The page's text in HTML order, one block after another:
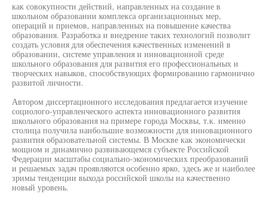
как совокупности действий, направленных на создание в
школьном образовании комплекса организационных мер,
операций и приемов, направленных на повышение качества
образования. Разработка и внедрение таких технологий позволит
создать условия для обеспечения качественных изменений в
образовании, системе управления и инновационной среде
школьного образования для развития его профессиональных и
творческих навыков, способствующих формированию гармонично
развитой личности.
Автором диссертационного исследования предлагается изучение
социолого-управленческого аспекта инновационного развития
школьного образования на примере города Москвы, т.к. именно
столица получила наибольшие возможности для инновационного
развития образовательной системы. В Москве как экономически
мощном и динамично развивающемся субъекте Российской
Федерации масштабы социально-экономических преобразований
и решаемых задач проявляются особенно ярко, здесь же и наиболее
зримы тенденции выхода российской школы на качественно
новый уровень.